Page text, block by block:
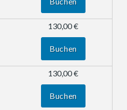
130,00 €
Buchen
130,00 €
Buchen